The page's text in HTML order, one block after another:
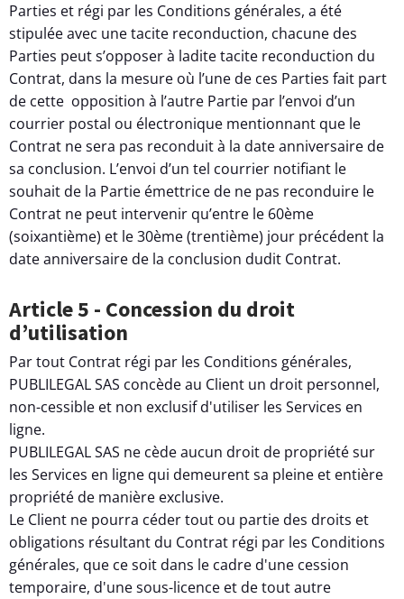
Parties et régi par les Conditions générales, a été
stipulée avec une tacite reconduction, chacune des
Parties peut s’opposer à ladite tacite reconduction du
Contrat, dans la mesure où l’une de ces Parties fait part
de cette opposition à l’autre Partie par l’envoi d’un
courrier postal ou électronique mentionnant que le
Contrat ne sera pas reconduit à la date anniversaire de
sa conclusion. L’envoi d’un tel courrier notifiant le
souhait de la Partie émettrice de ne pas reconduire le
Contrat ne peut intervenir qu’entre le 60ème
(soixantième) et le 30ème (trentième) jour précédent la
date anniversaire de la conclusion dudit Contrat.
Article 5 - Concession du droit
d’utilisation
Par tout Contrat régi par les Conditions générales,
PUBLILEGAL SAS concède au Client un droit personnel,
non-cessible et non exclusif d'utiliser les Services en
ligne.
PUBLILEGAL SAS ne cède aucun droit de propriété sur
les Services en ligne qui demeurent sa pleine et entière
propriété de manière exclusive.
Le Client ne pourra céder tout ou partie des droits et
obligations résultant du Contrat régi par les Conditions
générales, que ce soit dans le cadre d'une cession
temporaire, d'une sous-licence et de tout autre